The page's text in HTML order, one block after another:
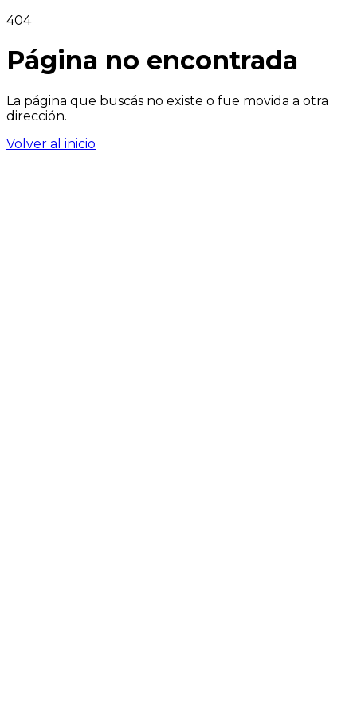
404
Página no encontrada
La página que buscás no existe o fue movida a otra
dirección.
Volver al inicio